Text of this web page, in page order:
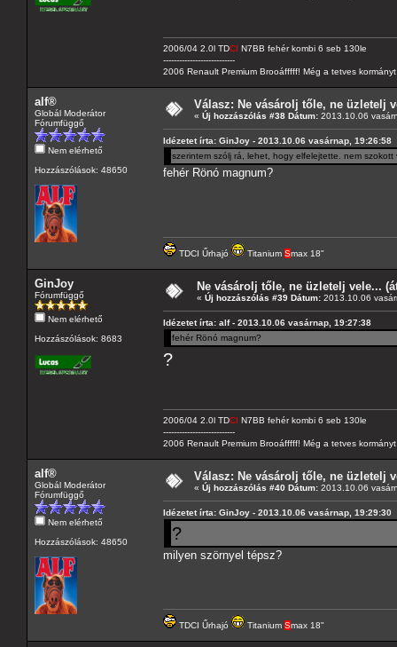
2006/04 2.0l TDCI N7BB fehér kombi 6 seb 130le
---------------------------
2006 Renault Premium Brooáfffff! Még a tetves
alf®
Globál Moderátor
Fórumfüggő
Nem elérhető
Hozzászólások: 48650
Válasz: Ne vásárolj tőle, ne üzletelj
« Új hozzászólás #38 Dátum: 2013.10.06
Idézetet írta: GinJoy - 2013.10.06 vasárnap, 19:26:58
szerintem szólj rá, lehet, hogy elfelejtette. nem szokott
fehér Rönó magnum?
TDCI Űrhajó Titanium Smax 18"
GinJoy
Fórumfüggő
Nem elérhető
Hozzászólások: 8683
Ne vásárolj tőle, ne üzletelj vele...
« Új hozzászólás #39 Dátum: 2013.10.06
Idézetet írta: alf - 2013.10.06 vasárnap, 19:27:38
fehér Rönó magnum?
?
2006/04 2.0l TDCI N7BB fehér kombi 6 seb 130le
---------------------------
2006 Renault Premium Brooáfffff! Még a tetves
alf®
Globál Moderátor
Fórumfüggő
Nem elérhető
Hozzászólások: 48650
Válasz: Ne vásárolj tőle, ne üzletelj
« Új hozzászólás #40 Dátum: 2013.10.06
Idézetet írta: GinJoy - 2013.10.06 vasárnap, 19:29:30
?
milyen szörnyel tépsz?
TDCI Űrhajó Titanium Smax 18"